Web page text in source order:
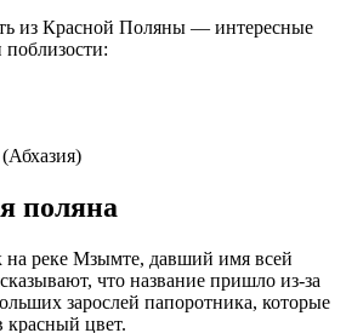
из Красной Поляны — интересные
поблизости:
(Абхазия)
поляна
на реке Мзымте, давший имя всей
что название пришло из-за
зарослей папоротника, которые
цвет.